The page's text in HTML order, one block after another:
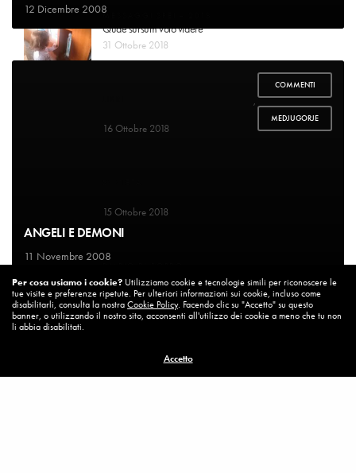
12 Dicembre 2008
COMMENTI
MEDJUGORJE
ANGELI E DEMONI
11 Novembre 2008
MESSAGGI SPEI – 2018
Quae sursum volo videre
31 Ottobre 2018
16 Ottobre 2018
15 Ottobre 2018
La vita vince sempre
8 Ottobre 2018
Per cambiare ci vuole coraggio
8 Ottobre 2018
Per cosa usiamo i cookie? Utilizziamo cookie e tecnologie simili per riconoscere le
tue visite e preferenze ripetute. Per ulteriori informazioni sui cookie, incluso come
disabilitarli, consulta la nostraCookie Policy. Facendo clic su "Accetto" su questo
banner, o utilizzando il nostro sito, acconsenti all'utilizzo dei cookie a meno che tu non
li abbia disabilitati.
Accetto